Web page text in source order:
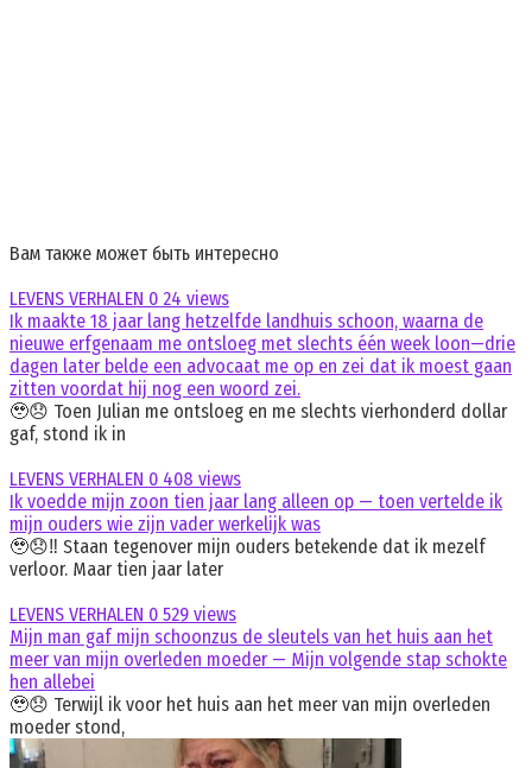
Вам также может быть интересно
LEVENS VERHALEN 0 24 views
Ik maakte 18 jaar lang hetzelfde landhuis schoon, waarna de
nieuwe erfgenaam me ontsloeg met slechts één week loon—drie
dagen later belde een advocaat me op en zei dat ik moest gaan
zitten voordat hij nog een woord zei.
🥹😞 Toen Julian me ontsloeg en me slechts vierhonderd dollar
gaf, stond ik in
LEVENS VERHALEN 0 408 views
Ik voedde mijn zoon tien jaar lang alleen op — toen vertelde ik
mijn ouders wie zijn vader werkelijk was
🥹😞‼️ Staan tegenover mijn ouders betekende dat ik mezelf
verloor. Maar tien jaar later
LEVENS VERHALEN 0 529 views
Mijn man gaf mijn schoonzus de sleutels van het huis aan het
meer van mijn overleden moeder — Mijn volgende stap schokte
hen allebei
🥹😞 Terwijl ik voor het huis aan het meer van mijn overleden
moeder stond,